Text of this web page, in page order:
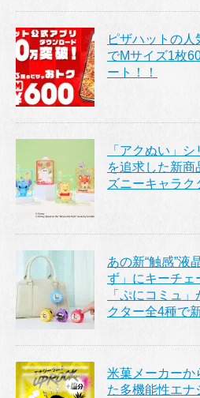
ピザハットの
でMサイズ1枚
ート！！
「アクぬい」
を追求した新商
ズニーキャラク
あの新“触感”液
ず」にキーチェ
「ぷにコミュ
クター全4種で
米菓メーカーか
た多機能性エナ